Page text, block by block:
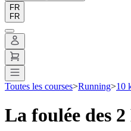
FR
FR
Toutes les courses>Running>10
La foulée des 2